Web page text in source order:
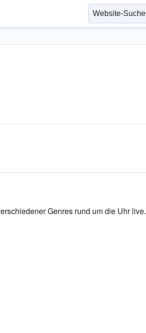
Genres rund um die Uhr live.